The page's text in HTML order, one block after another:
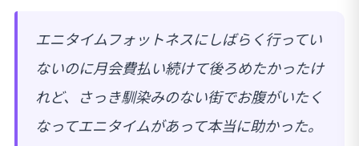
エニタイムフォットネスにしばらく行ってい
ないのに月会費払い続けて後ろめたかったけ
れど、さっき馴染みのない街でお腹がいたく
なってエニタイムがあって本当に助かった。